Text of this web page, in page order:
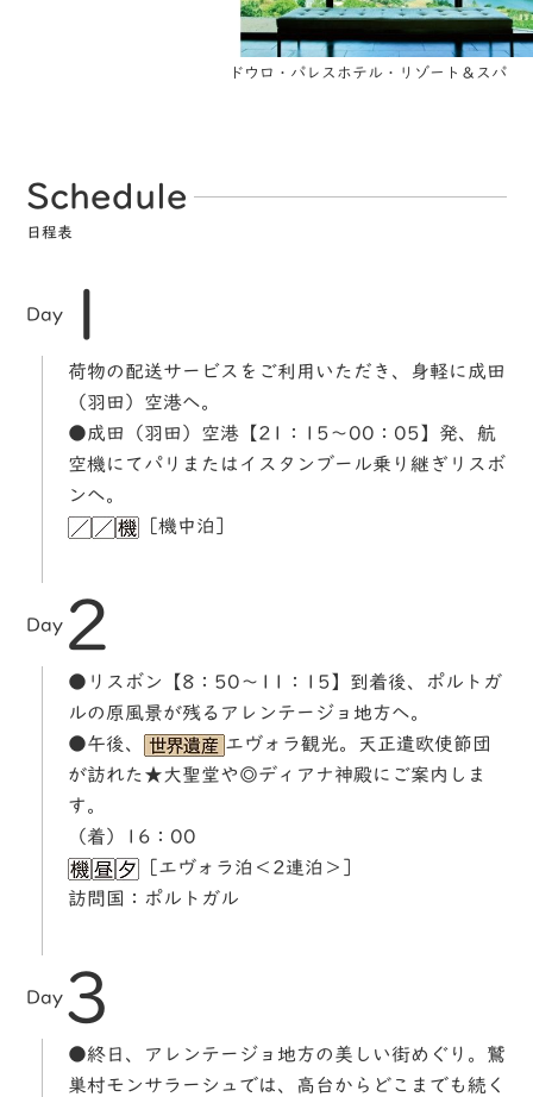
ドウロ・パレスホテル・リゾート＆スパ
Schedule
日程表
Day 1
荷物の配送サービスをご利用いただき、身軽に成田
（羽田）空港へ。
●成田（羽田）空港【21：15～00：05】発、航
空機にてパリまたはイスタンブール乗り継ぎリスボ
ンへ。
［機中泊］
Day 2
●リスボン【8：50～11：15】到着後、ポルトガ
ルの原風景が残るアレンテージョ地方へ。
●午後、
エヴォラ観光。天正遣欧使節団
が訪れた★大聖堂や◎ディアナ神殿にご案内しま
す。
（着）16：00
［エヴォラ泊＜2連泊＞］
訪問国：ポルトガル
Day 3
●終日、アレンテージョ地方の美しい街めぐり。鷲
巣村モンサラーシュでは、高台からどこまでも続く